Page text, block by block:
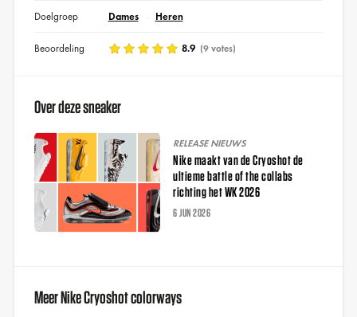
Doelgroep Dames Heren
Beoordeling 8.9 (9 votes)
Over deze sneaker
RELEASE NIEUWS
Nike maakt van de Cryoshot de
ultieme battle of the collabs
richting het WK 2026
6 JUN 2026
Meer Nike Cryoshot colorways